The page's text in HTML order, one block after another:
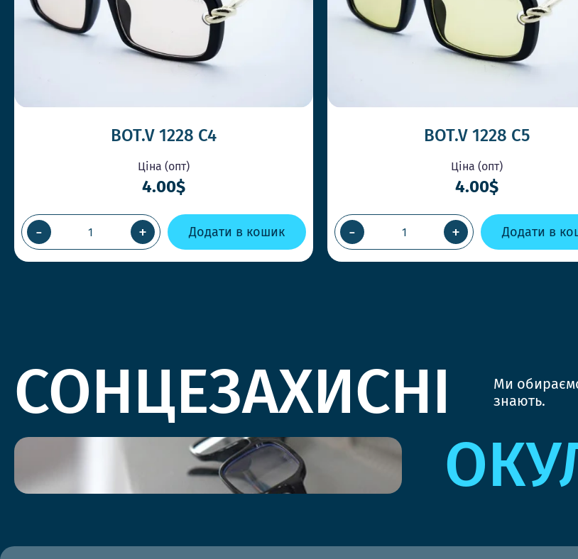
BOT.V 1228 C4
Ціна (опт)
4.00$
- + Додати в кошик
BOT.V 1228 C5
Ціна (опт)
4.00$
- + Додати в
СОНЦЕЗАХИСНІ
Ми
знають.